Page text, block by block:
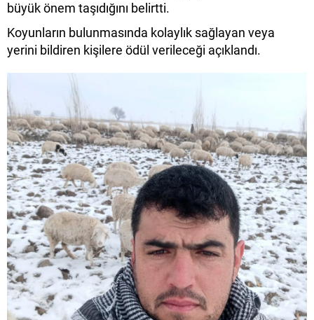
büyük önem taşıdığını belirtti.
Koyunların bulunmasında kolaylık sağlayan veya
yerini bildiren kişilere ödül verileceği açıklandı.